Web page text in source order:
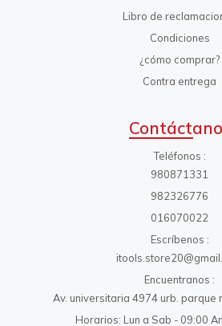
Libro de
Condiciones
¿cómo comprar?
Contra entrega
Teléfonos
980871331
982326776
016070022
Escríbenos
Encuentranos
Av. universitaria 4974 urb. parque
Horarios: Lun a Sab - 09:00